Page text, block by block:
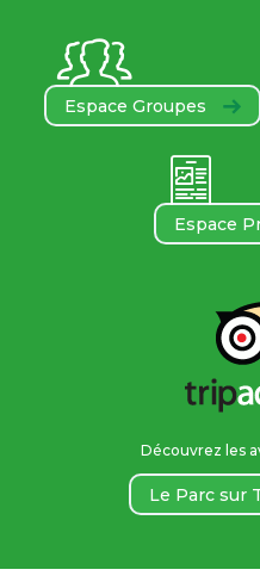
Espace Groupes
Espace
Découvrez les
Le Parc sur